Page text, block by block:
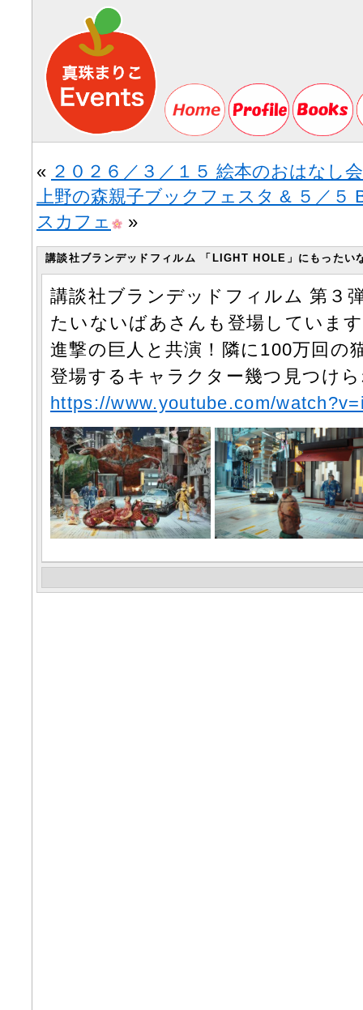
« ２０２６／３／１５ 絵本のおはなし
上野の森親子ブックフェスタ & ５／５
スカフェ
»
講談社ブランデッドフィルム 「LIGHT HOLE」にもったい
講談社ブランデッドフィルム 第３
たいないばあさんも登場していま
進撃の巨人と共演！隣に100万回の
登場するキャラクター幾つ見つけ
https://www.youtube.com/